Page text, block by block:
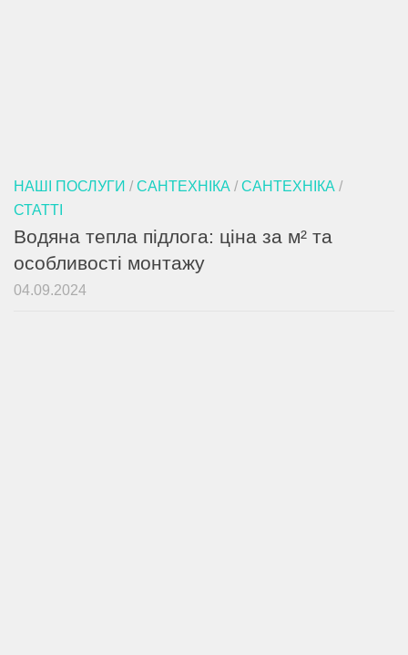
НАШІ ПОСЛУГИ / САНТЕХНІКА / САНТЕХНІКА /
СТАТТІ
Водяна тепла підлога: ціна за м² та
особливості монтажу
04.09.2024